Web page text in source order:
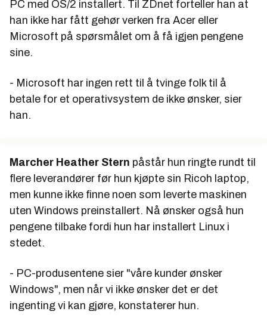
PC med OS/2 installert. Til ZDnet forteller han at
han ikke har fått gehør verken fra Acer eller
Microsoft på spørsmålet om å få igjen pengene
sine.
- Microsoft har ingen rett til å tvinge folk til å
betale for et operativsystem de ikke ønsker, sier
han.
Marcher Heather Stern påstår hun ringte rundt til
flere leverandører før hun kjøpte sin Ricoh laptop,
men kunne ikke finne noen som leverte maskinen
uten Windows preinstallert. Nå ønsker også hun
pengene tilbake fordi hun har installert Linux i
stedet.
- PC-produsentene sier "våre kunder ønsker
Windows", men når vi ikke ønsker det er det
ingenting vi kan gjøre, konstaterer hun.